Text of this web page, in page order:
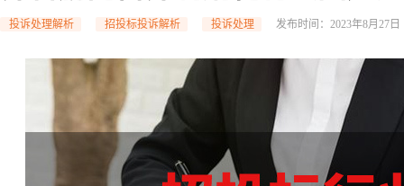
投诉处理解析 招投标投诉解析 投诉处理 发布时间：2023年8月27日